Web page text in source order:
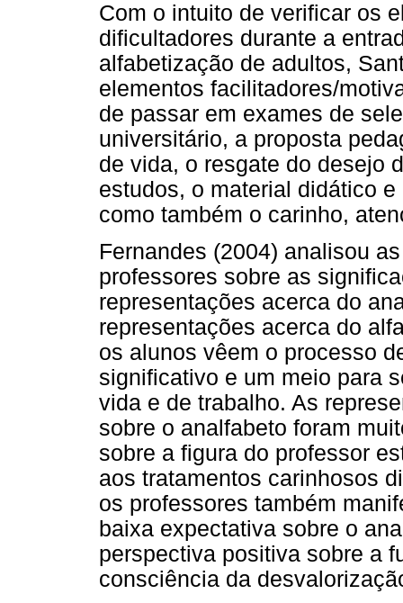
Com o intuito de verificar os
dificultadores durante a
alfabetização de adultos,
elementos facilitadores/
de passar em exames de
universitário, a proposta
de vida, o resgate do desejo
estudos, o material didático
como também o carinho,
Fernandes (2004) analisou
professores sobre as
representações acerca do
representações acerca do
os alunos vêem o processo
significativo e um meio para
vida e de trabalho. As
sobre o analfabeto foram
sobre a figura do professor
aos tratamentos carinhosos
os professores também
baixa expectativa sobre o
perspectiva positiva sobre a
consciência da